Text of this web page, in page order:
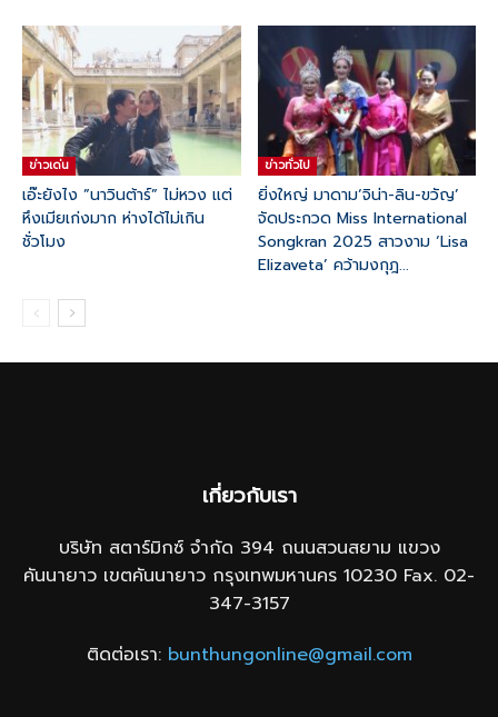
ข่าวเด่น
เอ๊ะยังไง ”นาวินต้าร์” ไม่หวง แต่
หึงเมียเก่งมาก ห่างได้ไม่เกิน
ชั่วโมง
ข่าวทั่วไป
ยิ่งใหญ่ มาดาม‘จิน่า-ลิน-ขวัญ’
จัดประกวด Miss International
Songkran 2025 สาวงาม ‘Lisa
Elizaveta’ คว้ามงกุฎ...
เกี่ยวกับเรา
บริษัท สตาร์มิกซ์ จำกัด 394 ถนนสวนสยาม แขวง
คันนายาว เขตคันนายาว กรุงเทพมหานคร 10230 Fax. 02-
347-3157
ติดต่อเรา: bunthungonline@gmail.com